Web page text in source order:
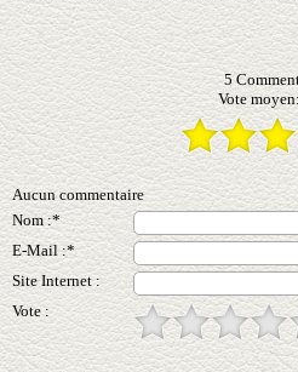
5
Vote
Aucun commentaire
Nom :*
E-Mail :*
Site Internet :
Vote :